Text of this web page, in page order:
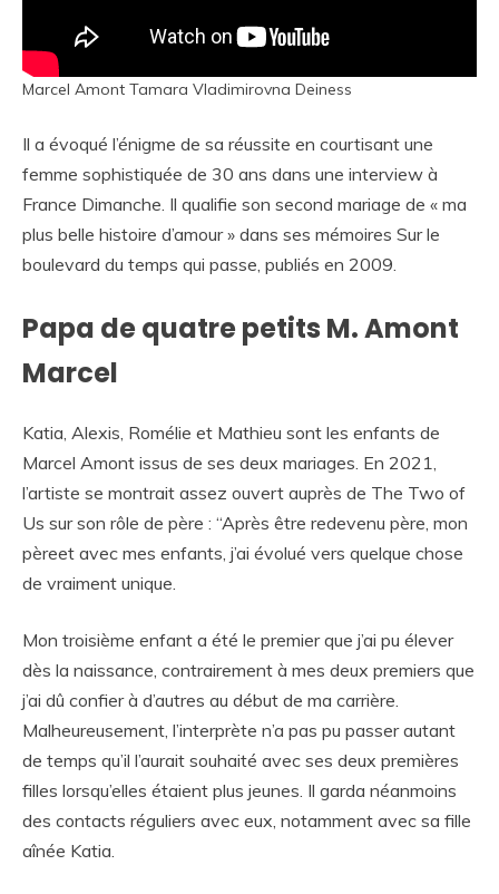
Marcel Amont Tamara Vladimirovna Deiness
Il a évoqué l’énigme de sa réussite en courtisant une
femme sophistiquée de 30 ans dans une interview à
France Dimanche. Il qualifie son second mariage de « ma
plus belle histoire d’amour » dans ses mémoires Sur le
boulevard du temps qui passe, publiés en 2009.
Papa de quatre petits M. Amont
Marcel
Katia, Alexis, Romélie et Mathieu sont les enfants de
Marcel Amont issus de ses deux mariages. En 2021,
l’artiste se montrait assez ouvert auprès de The Two of
Us sur son rôle de père : “Après être redevenu père, mon
pèreet avec mes enfants, j’ai évolué vers quelque chose
de vraiment unique.
Mon troisième enfant a été le premier que j’ai pu élever
dès la naissance, contrairement à mes deux premiers que
j’ai dû confier à d’autres au début de ma carrière.
Malheureusement, l’interprète n’a pas pu passer autant
de temps qu’il l’aurait souhaité avec ses deux premières
filles lorsqu’elles étaient plus jeunes. Il garda néanmoins
des contacts réguliers avec eux, notamment avec sa fille
aînée Katia.